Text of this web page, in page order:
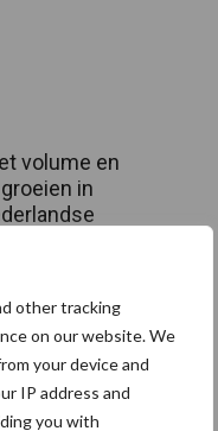
other tracking
on our website. We
your device and
IP address and
you with
volume en
in
tips voor